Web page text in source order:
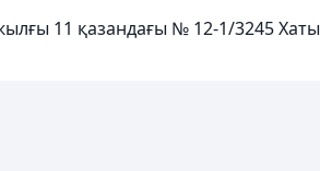
11 қазандағы № 12-1/3245 Хаты